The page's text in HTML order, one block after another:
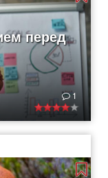
перед
1